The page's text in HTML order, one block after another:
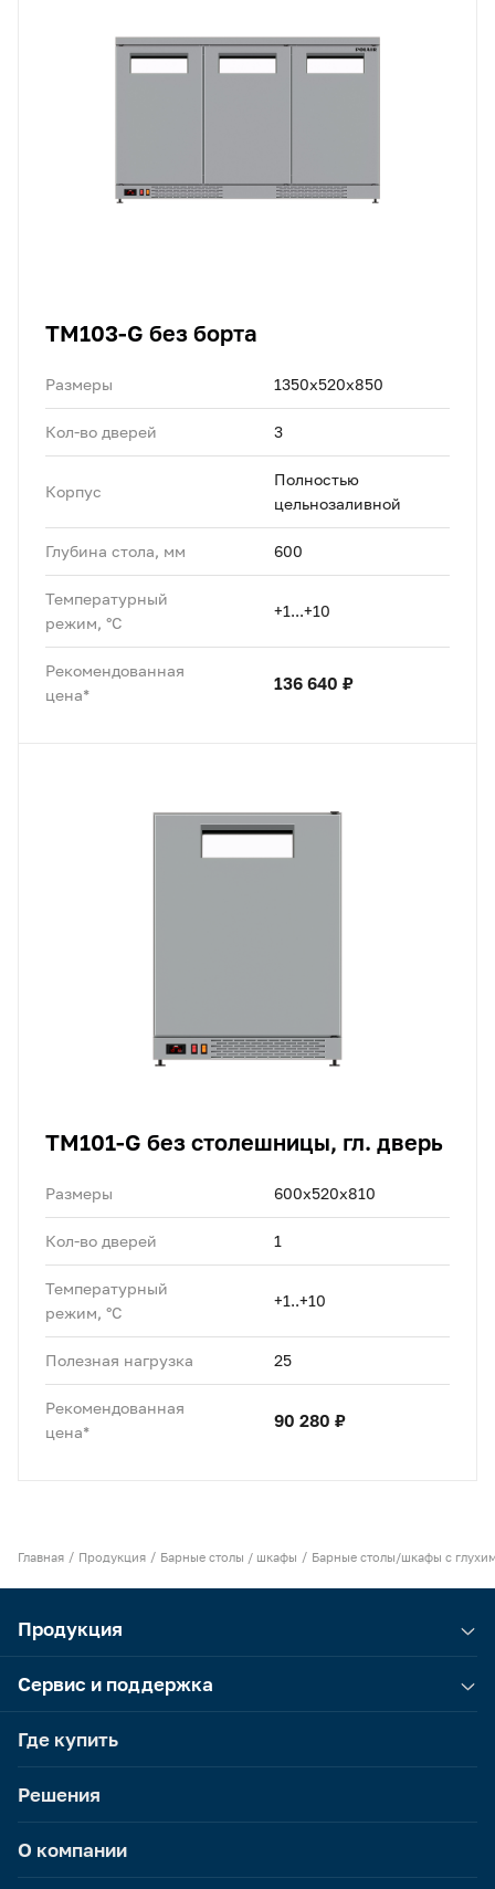
TM103-G без борта
Размеры 1350х520х850
Кол-во дверей 3
Корпус
Полностью
цельнозаливной
Глубина стола, мм 600
Температурный
режим, °C
+1...+10
Рекомендованная
цена*
136 640 ₽
TM101-G без столешницы, гл. дверь
Размеры 600х520х810
Кол-во дверей 1
Температурный
режим, °C
+1..+10
Полезная нагрузка 25
Рекомендованная
цена*
90 280 ₽
Главная Продукция Барные столы / шкафы Барные столы/шкафы с
Продукция
Сервис и поддержка
Где купить
Решения
О компании